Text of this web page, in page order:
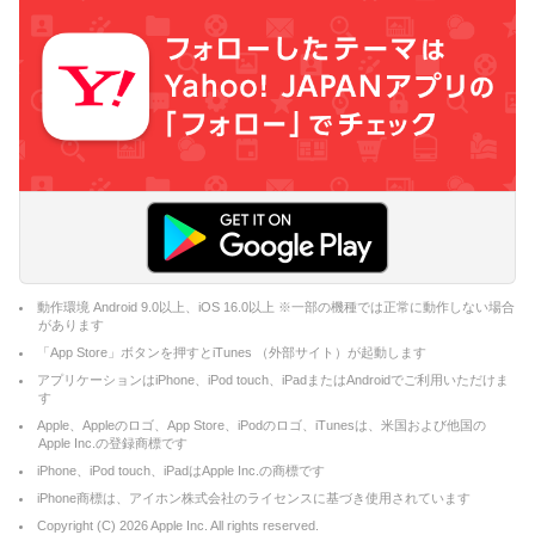
動作環境 Android 9.0以上、iOS 16.0以上 ※一部の機種では正常に動作しない場合
があります
「App Store」ボタンを押すとiTunes （外部サイト）が起動します
アプリケーションはiPhone、iPod touch、iPadまたはAndroidでご利用いただけま
す
Apple、Appleのロゴ、App Store、iPodのロゴ、iTunesは、米国および他国の
Apple Inc.の登録商標です
iPhone、iPod touch、iPadはApple Inc.の商標です
iPhone商標は、アイホン株式会社のライセンスに基づき使用されています
Copyright (C) 2026Apple Inc. All rights reserved.